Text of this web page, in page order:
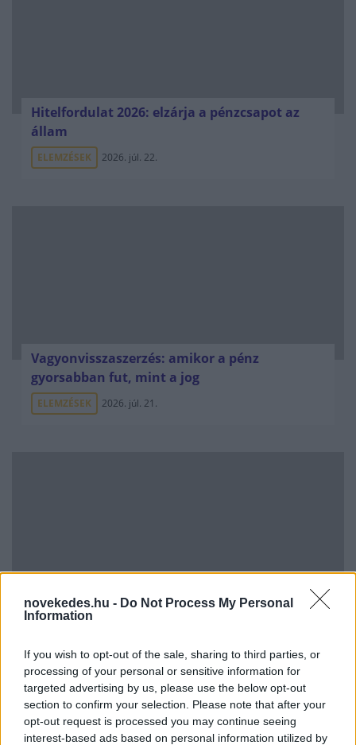
novekedes.hu - Do Not Process My Personal
Information
If you wish to opt-out of the sale, sharing to third parties, or
processing of your personal or sensitive information for
targeted advertising by us, please use the below opt-out
section to confirm your selection. Please note that after your
opt-out request is processed you may continue seeing
interest-based ads based on personal information utilized by
Hitelfordulat 2026: elzárja a pénzcsapot az
állam
ELEMZÉSEK 2026. júl. 22.
Vagyonvisszaszerzés: amikor a pénz
gyorsabban fut, mint a jog
ELEMZÉSEK 2026. júl. 21.
Kéthónapos a Tisza-kormány: íme a mérleg!
ELEMZÉSEK 2026. júl. 21.